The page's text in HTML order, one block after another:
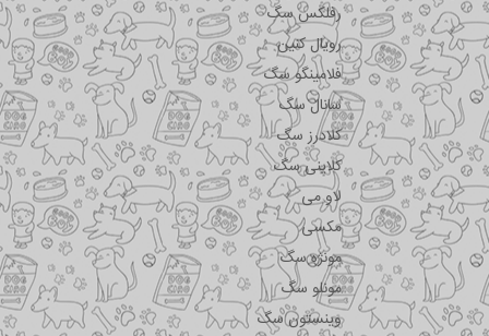
رفلکس سگ
رویال کنین
فلامینگو سگ
سانال سگ
کلادرز سگ
کلاینی سگ
لاو می
مکسی
مونژه سگ
مونلو سگ
وینستون سگ